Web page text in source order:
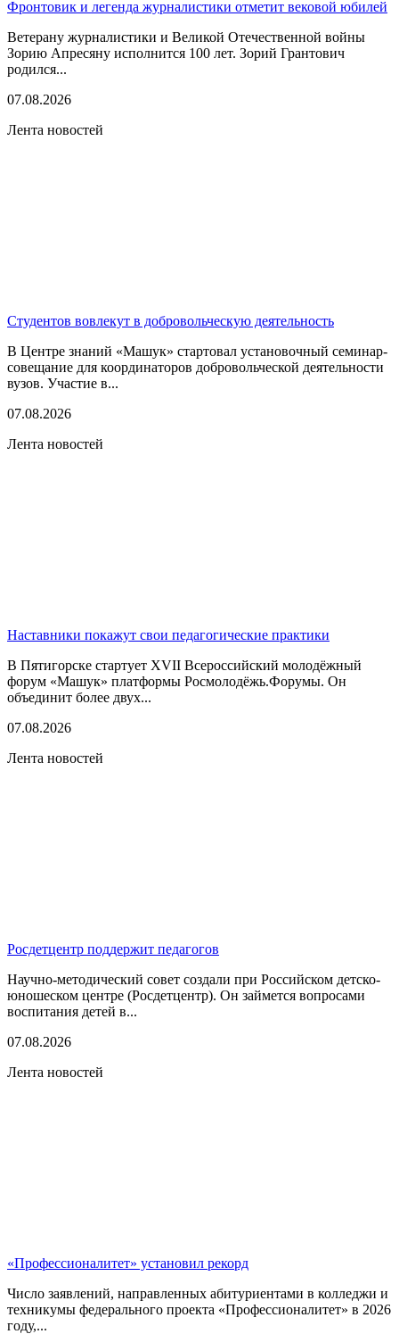
Фронтовик и легенда журналистики отметит вековой юбилей
Ветерану журналистики и Великой Отечественной войны
Зорию Апресяну исполнится 100 лет. Зорий Грантович
родился...
07.08.2026
Лента новостей
Студентов вовлекут в добровольческую деятельность
В Центре знаний «Машук» стартовал установочный семинар-
совещание для координаторов добровольческой деятельности
вузов. Участие в...
07.08.2026
Лента новостей
Наставники покажут свои педагогические практики
В Пятигорске стартует XVII Всероссийский молодёжный
форум «Машук» платформы Росмолодёжь.Форумы. Он
объединит более двух...
07.08.2026
Лента новостей
Росдетцентр поддержит педагогов
Научно-методический совет создали при Российском детско-
юношеском центре (Росдетцентр). Он займется вопросами
воспитания детей в...
07.08.2026
Лента новостей
«Профессионалитет» установил рекорд
Число заявлений, направленных абитуриентами в колледжи и
техникумы федерального проекта «Профессионалитет» в 2026
году,...